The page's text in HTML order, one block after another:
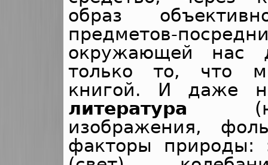
образ
предметов-
окружающей нас
только то, что
книгой. И даже
литература
изображения,
факторы природы: